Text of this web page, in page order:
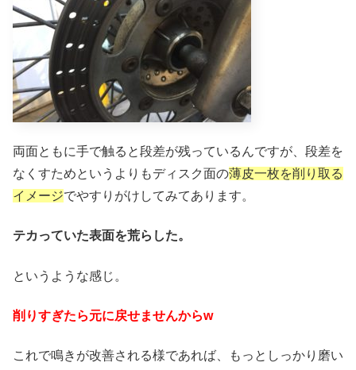
両面ともに手で触ると段差が残っているんですが、段差を
なくすためというよりもディスク面の薄皮一枚を削り取る
イメージでやすりがけしてみてあります。
テカっていた表面を荒らした。
というような感じ。
削りすぎたら元に戻せませんからw
これで鳴きが改善される様であれば、もっとしっかり磨い